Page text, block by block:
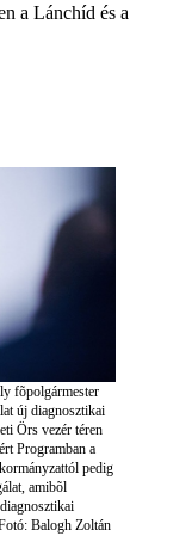
a Lánchíd és a
fõpolgármester
új diagnosztikai
Örs vezér téren
Programban a
pedig
amibõl
Balogh Zoltán